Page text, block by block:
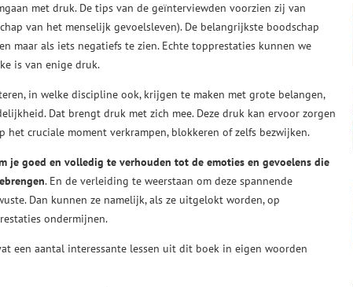
met druk. De tips van de geïnterviewden voorzien zij van
van het menselijk gevoelsleven). De belangrijkste boodschap
maar als iets negatiefs te zien. Echte topprestaties kunnen we
is van enige druk.
in welke discipline ook, krijgen te maken met grote belangen,
Dat brengt druk met zich mee. Deze druk kan ervoor zorgen
het cruciale moment verkrampen, blokkeren of zelfs bezwijken.
je goed en volledig te verhouden tot de emoties en gevoelens die
. En de verleiding te weerstaan om deze spannende
Dan kunnen ze namelijk, als ze uitgelokt worden, op
ondermijnen.
een aantal interessante lessen uit dit boek in eigen woorden